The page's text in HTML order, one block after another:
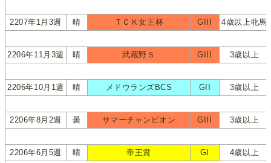
2207年1月3週 晴 ＴＣＫ女王杯 GIII 4歳以上牝馬
2206年11月3週 晴 武蔵野Ｓ GIII 3歳以上
2206年10月1週 晴 メドウランズBCS GII 3歳以上
2206年8月2週 曇 サマーチャンピオン GIII 3歳以上
2206年6月5週 晴 帝王賞 GI 4歳以上